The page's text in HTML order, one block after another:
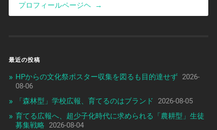
プロフィールページヘ
→
最近の投稿
HPからの文化祭ポスター収集を図るも目的達せず 2026-
08-06
「森林型」学校広報、育てるのはブランド
2026-08-05
育てる広報へ、超少子化時代に求められる「農耕型」生徒
募集戦略
2026-08-04